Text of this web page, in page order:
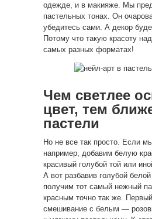
одежде, и в макияже. Мы
пастельных тонах. Он
убедитесь сами. А декор
Потому что такую красоту
самых разных форматах!
Чем светлее
цвет, тем
пастели
Но не все так просто. Если
например, добавим белую
красивый голубой той или
А вот разбавив голубой
получим тот самый нежный
красным точно так же.
смешивание с белым —